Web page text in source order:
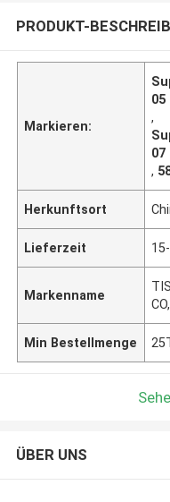
PRODUKT-
Markieren:
05
,
07
,
Herkunftsort
Lieferzeit
Markenname
Min Bestellmenge
ÜBER UNS